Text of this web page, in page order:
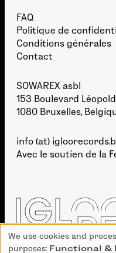
FAQ
Politique de
Conditions générales
Contact
SOWAREX asbl
153 Boulevard Léopold
1080 Bruxelles,
info (at)
Avec le soutien de la
Use
We use cookies and
purposes: Functional &